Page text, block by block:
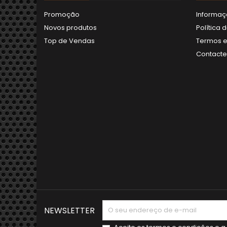
Promoção
Novos produtos
Top de Vendas
Política
Termos
NEWSLETTER